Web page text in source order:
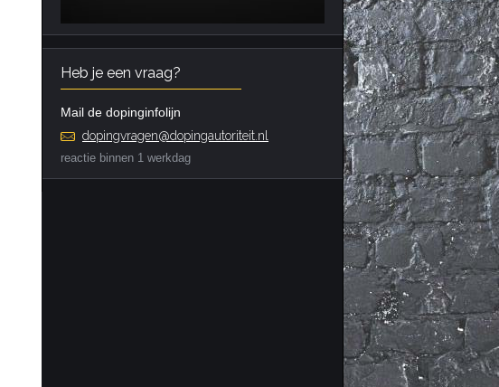
Heb je een vraag?
Mail de dopinginfolijn
dopingvragen@dopingautoriteit.nl
reactie binnen 1 werkdag